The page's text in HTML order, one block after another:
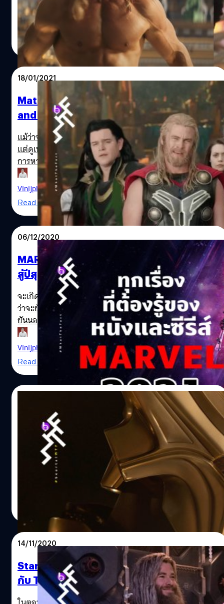
'ธอร์ (Thor)' เทพเจ้าสายฟ้าที่มาพร้อมประโยคติดปากอย่าง
"ข้าคือธอร์, ลูกชายของโอดิน" ซึ่งธอร์ในจักรวาล MCU ได้มี
การหยิบยกตำนานเทพของชาวนอร์สมาตีความใหม่ แต่เทพ
เจ้าธอร์ในตำนานจริงนั้นถือได้ว่าแตกต่างจากที่เราได้เห็นใน
หนังมากเลยทีเดียว ธอร์ที่อยู่ในตำนานของชาวนอร์สจะเป็น
ชายวัยกลางคนที่มีผมและหนวดเคราสีแดง เป็นบุตรของ โอ
ดิน (Odin) เทพเจ้าสูงสุดของเหล่าทวยเทพ กับ ยอร์ด (Jord)
เทพีแห่งแผ่นดิน ธอร์มีหน้าที่หลักคือการเป็นผู้พิทักษ์แห่งแอ
สการ์ด และมิดการ์ด หรือที่อยู่อาศัยของมนุษย์ โดยใช้อาวุธ
แสนทรงพลังอย่างค้อนโยลเนียร์ และเมกกิ้งจาร์ด เข็มขัดวิเศษ
ที่จะทำให้ผู้สวมใส่มีพลังเพิ่มขึ้น 2 เท่า ในการต่อสู้กับศัตรู
และมีพาหนะเป็นแพะ 2 ตัวชื่อ ทันโยสเตอร์ (Tanngnjostr)
และ ทันกริสนีย์ (Tanngrisnir) ที่ถึงแม้ว่าพวกมันจะถูกฆ่าเพื่อ
เอาเนื้อมาทำอาหาร แต่ในเมื่อกระดูกของพวกมันยังไม่ถูก
ทำลาย พวกมันก็จะสามารถฟื้นคืนชีพขึ้นมาใหม่ได้ภายในชั่ว
ข้ามคืน ในตำนานยังได้กล่าวไว้อีกว่า เทพแต่ละองค์ก็จะมีศัตรู
เป็นของตัวเอง…
ลลิตา คงสด| 1492 days ago
Read More
Matt Damon in Thor
18/01/2021
Matt Damon อาจกลับมารับบทใน Thor: Love
and Thunder (ที่ดาราเยอะมาก!)
แม้ว่าจะมีนักแสดงมากจนไม่รู้จะแบ่งเวลาออกจอกันยังไงแล้ว
แต่ดูเหมือน Thor ภาค 4 Love and Thunder จะยังไม่สุดกับ
การหานักแสดงที่มีชื่อเสียงมารับบทในเรื่องเพิ่ม ล่าสุดมี
รายงานว่า Matt Damon นักแสดงชื่อดังจากแฟรนไชส์สายลับ
Bourne (2002-2016), Interstellar (2014) และ The
Martian (2015) อาจอยู่ระหว่างการเจรจากลับมารับบทใน
หนังเทพเจ้าสายฟ้า หลังจากภาค Ragnarok (2017) เคยมารับ
บทรับเชิญสุดฮาเอาไว้ ขณะนี้ Matt Damon และครอบครัวอยู่
ระหว่างการกักตัว 14 วันที่ประเทศออสเตรเลียซึ่งมีการถ่ายทำ
หนัง Thor เรื่องต่อไปอยู่ และเว็บไซต์ข่าวของอังกฤษอย่าง
Daily Mail ก็รายงานว่า Damon เดินทางไปที่นั่นเพื่อถ่ายทำ
Thor: Love and Thunder แน่นอนว่า Marvel ยังปิดปากเงียบ
และจะไม่มีการยืนยันข่าวออกมาแน่ ๆ ถ้าตั้งใจให้ตัวละครของ
Damon ยังเป็นความลับไปจนถึงวันที่หนังฉาย รวมถึง Daily
Mail ก็รายงานข่าวไม่ได้ตรงเป๊ะ…
Vinijphat Kanyapong | 2027 days ago
Read More
Marvel 2021
06/12/2020
MARVEL 2021: รวมทุกเรื่องที่ต้องรู้! ก่อนเข้า
สู่ปีสุดยิ่งใหญ่ของ Marvel Studios
จะเกิดอะไรขึ้นบ้างในเฟส 4 ของ MCU ที่กำลังจะมาถึง แน่นอน
ว่าจะยังไม่มีหนัง Avengers รวมพลเรื่องใหม่ และสตูดิโอก็นั่ง
ยันนอนยันแล้วว่า Iron Man ยังไงก็ไม่กลับมา (แต่อาจจะพอ
ลุ้นได้ว่าจะมาใน Black Widow ที่เป็นเหตุการณ์ก่อนภาค
Endgame) แต่จะมีหนังและโดยซีรีส์ที่แนะนำตัวละครใหม่ ๆ
มากมายเข้ามาในเฟสต่อ ๆ ไป ที่ Kevin Feige วางหมากอย่าง
แยบยลเอาไว้แล้วว่า แฟน ๆ ของ MCU จะต้องติดตามคอน
เทนต์ทุกเรื่องอย่างชนิดพลาดไม่ได้สักเรื่องเดียว จะมีเรื่อง
อะไรบ้างไปติดตามกันได้เลย
Vinijphat Kanyapong| 2070 days ago
Read More
ลือ! “อิดริส เอลบา” อาจกลับมารับบท
Heimdall ใน Thor 4
ผู้กำกับ Taika Waititi อาจนำตัวละคร Heimdall กลับมาอีก
ครั้งใน Thor: Love and Thunder
| 2074 days ago
14/11/2020
Star-Lord จากแก๊ง Guardians จะมาสมทบ
กับ Thor ในภาค 4 Love and Thunder